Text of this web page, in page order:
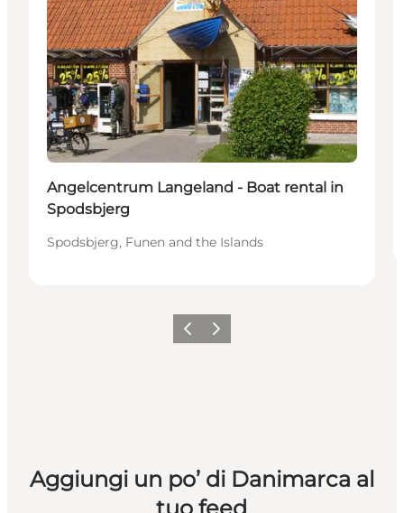
Angelcentrum Langeland - Boat rental in
Spodsbjerg
Spodsbjerg, Funen and the Islands
Precedente
Avanti
Aggiungi un po’ di Danimarca al